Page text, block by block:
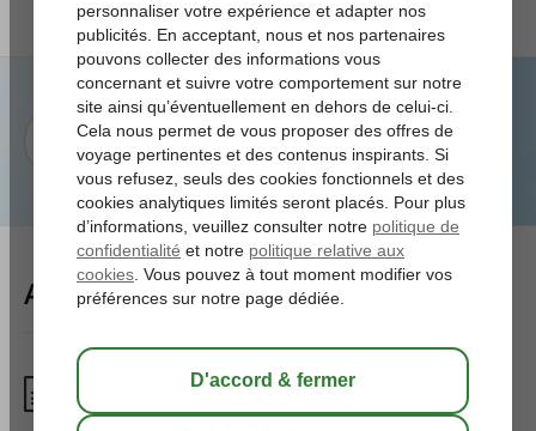
Articles Tagged: urgence
Comment puis-je contacter